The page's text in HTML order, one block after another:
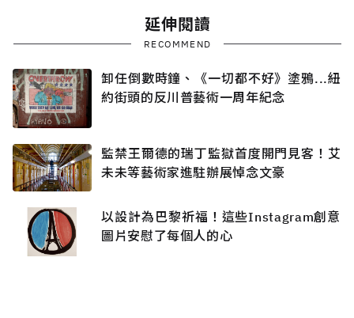
延伸閱讀
RECOMMEND
卸任倒數時鐘、《一切都不好》塗鴉...紐
約街頭的反川普藝術一周年紀念
監禁王爾德的瑞丁監獄首度開門見客！艾
未未等藝術家進駐辦展悼念文豪
以設計為巴黎祈福！這些Instagram創意
圖片安慰了每個人的心